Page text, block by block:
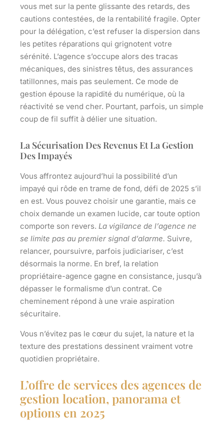
vous met sur la pente glissante des retards, des
cautions contestées, de la rentabilité fragile. Opter
pour la délégation, c’est refuser la dispersion dans
les petites réparations qui grignotent votre
sérénité. L’agence s’occupe alors des tracas
mécaniques, des sinistres têtus, des assurances
tatillonnes, mais pas seulement. Ce mode de
gestion épouse la rapidité du numérique, où la
réactivité se vend cher. Pourtant, parfois, un simple
coup de fil suffit à délier une situation.
La Sécurisation Des Revenus Et La Gestion
Des Impayés
Vous affrontez aujourd’hui la possibilité d’un
impayé qui rôde en trame de fond, défi de 2025 s’il
en est. Vous pouvez choisir une garantie, mais ce
choix demande un examen lucide, car toute option
comporte son revers. La vigilance de l’agence ne
se limite pas au premier signal d’alarme. Suivre,
relancer, poursuivre, parfois judiciariser, c’est
désormais la norme. En bref, la relation
propriétaire-agence gagne en consistance, jusqu’à
dépasser le formalisme d’un contrat. Ce
cheminement répond à une vraie aspiration
sécuritaire.
Vous n’évitez pas le cœur du sujet, la nature et la
texture des prestations dessinent vraiment votre
quotidien propriétaire.
L’offre de services des agences de
gestion location, panorama et
options en 2025